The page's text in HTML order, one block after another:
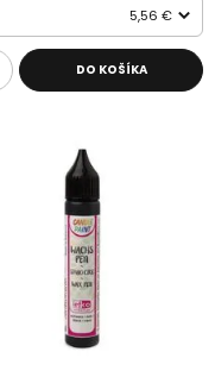
5,56 €
DO KOŠÍKA